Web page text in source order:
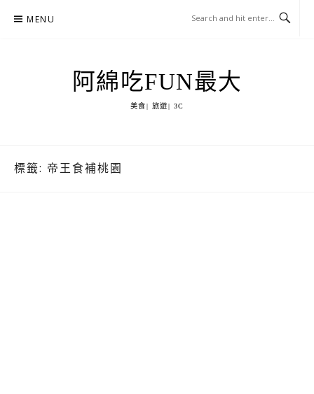
MENU
阿綿吃FUN最大
美食| 旅遊| 3C
標籤: 帝王食補桃園